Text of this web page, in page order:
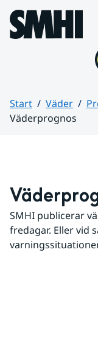
Hoppa till sidans
Start Väder
Väderprognos
SMHI publicerar
fredagar. Eller vid